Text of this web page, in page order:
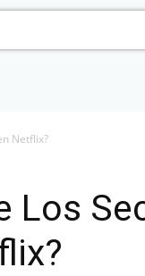
Netflix?
Los